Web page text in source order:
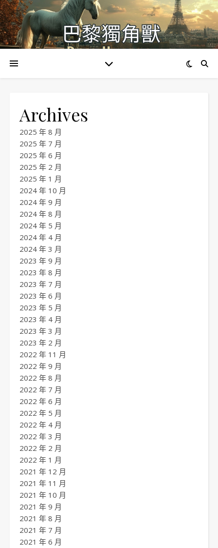
Archives
2025 年 8 月
2025 年 7 月
2025 年 6 月
2025 年 2 月
2025 年 1 月
2024 年 10 月
2024 年 9 月
2024 年 8 月
2024 年 5 月
2024 年 4 月
2024 年 3 月
2023 年 9 月
2023 年 8 月
2023 年 7 月
2023 年 6 月
2023 年 5 月
2023 年 4 月
2023 年 3 月
2023 年 2 月
2022 年 11 月
2022 年 9 月
2022 年 8 月
2022 年 7 月
2022 年 6 月
2022 年 5 月
2022 年 4 月
2022 年 3 月
2022 年 2 月
2022 年 1 月
2021 年 12 月
2021 年 11 月
2021 年 10 月
2021 年 9 月
2021 年 8 月
2021 年 7 月
2021 年 6 月